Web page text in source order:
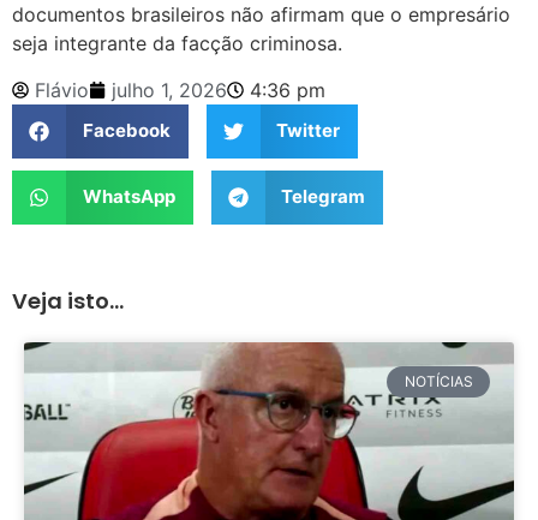
documentos brasileiros não afirmam que o empresário
seja integrante da facção criminosa.
Flávio
julho 1, 2026 4:36 pm
Facebook Twitter
WhatsApp Telegram
Veja isto...
NOTÍCIAS